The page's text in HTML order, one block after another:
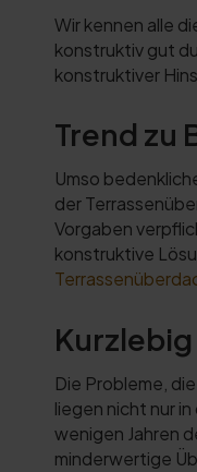
Wir kennen alle
konstruktiv gut
konstruktiver
Trend zu
Umso
der
Vorgaben
konstruktive
Die Probleme,
liegen nicht nur
wenigen Jahren
minderwertige